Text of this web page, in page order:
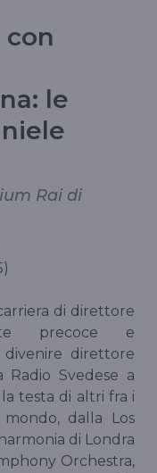
con
le
Rai di
di direttore
precoce e
direttore
Radio Svedese a
testa di altri fra i
dalla Los
di Londra
Orchestra,